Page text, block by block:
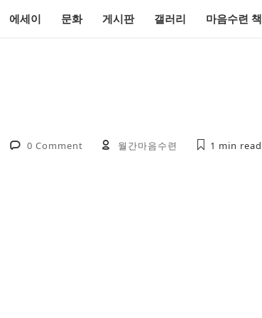
에세이 문화 게시판 갤러리 마음수련 책
0 Comment 월간마음수련 1 min read